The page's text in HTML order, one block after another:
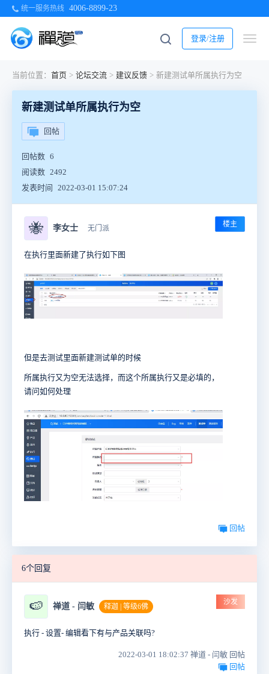
统一服务热线 4006-8899-23
登录/注册
当前位置： 首页 > 论坛交流 > 建议反馈 > 新建测试单所属执行为空
新建测试单所属执行为空
回帖
回帖数 6
阅读数 2492
发表时间
2022-03-01 15:07:24
🐝 李女士 无门派 楼主
在执行里面新建了执行如下图
但是去测试里面新建测试单的时候
所属执行又为空无法选择，而这个所属执行又是必填的，
请问如何处理
回帖
6个回复
🍉 禅道 - 闫敏 释迦 | 等级6佛
沙发
执行 - 设置- 编辑看下有与产品关联吗?
2022-03-01 18:02:37 禅道 - 闫敏 回帖
回帖